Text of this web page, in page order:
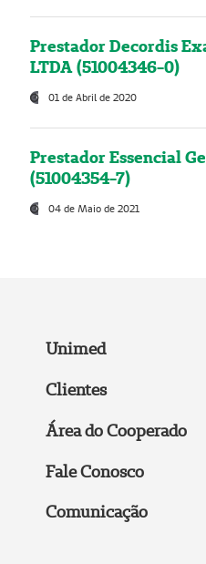
Prestador Decordis
LTDA (51004346-0)
01 de Abril de 2020
Prestador Essencial
(51004354-7)
04 de Maio de 2021
Unimed
Clientes
Área do Cooperado
Fale Conosco
Comunicação